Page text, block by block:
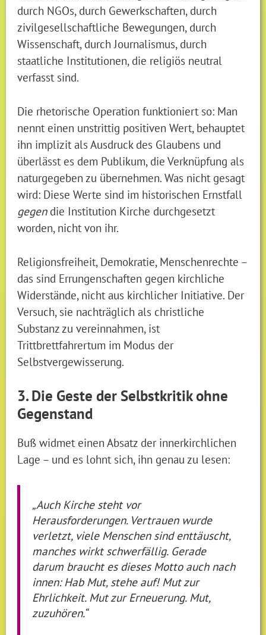
durch NGOs, durch Gewerkschaften, durch
zivilgesellschaftliche Bewegungen, durch
Wissenschaft, durch Journalismus, durch
staatliche Institutionen, die religiös neutral
verfasst sind.
Die rhetorische Operation funktioniert so: Man
nennt einen unstrittig positiven Wert, behauptet
ihn implizit als Ausdruck des Glaubens und
überlässt es dem Publikum, die Verknüpfung als
naturgegeben zu übernehmen. Was nicht gesagt
wird: Diese Werte sind im historischen Ernstfall
gegendie Institution Kirche durchgesetzt
worden, nicht von ihr.
Religionsfreiheit, Demokratie, Menschenrechte –
das sind Errungenschaften gegen kirchliche
Widerstände, nicht aus kirchlicher Initiative. Der
Versuch, sie nachträglich als christliche
Substanz zu vereinnahmen, ist
Trittbrettfahrertum im Modus der
Selbstvergewisserung.
3. Die Geste der Selbstkritik ohne
Gegenstand
Buß widmet einen Absatz der innerkirchlichen
Lage – und es lohnt sich, ihn genau zu lesen:
„Auch Kirche steht vor
Herausforderungen. Vertrauen wurde
verletzt, viele Menschen sind enttäuscht,
manches wirkt schwerfällig. Gerade
darum braucht es dieses Motto auch nach
innen: Hab Mut, stehe auf! Mut zur
Ehrlichkeit. Mut zur Erneuerung. Mut,
zuzuhören.“